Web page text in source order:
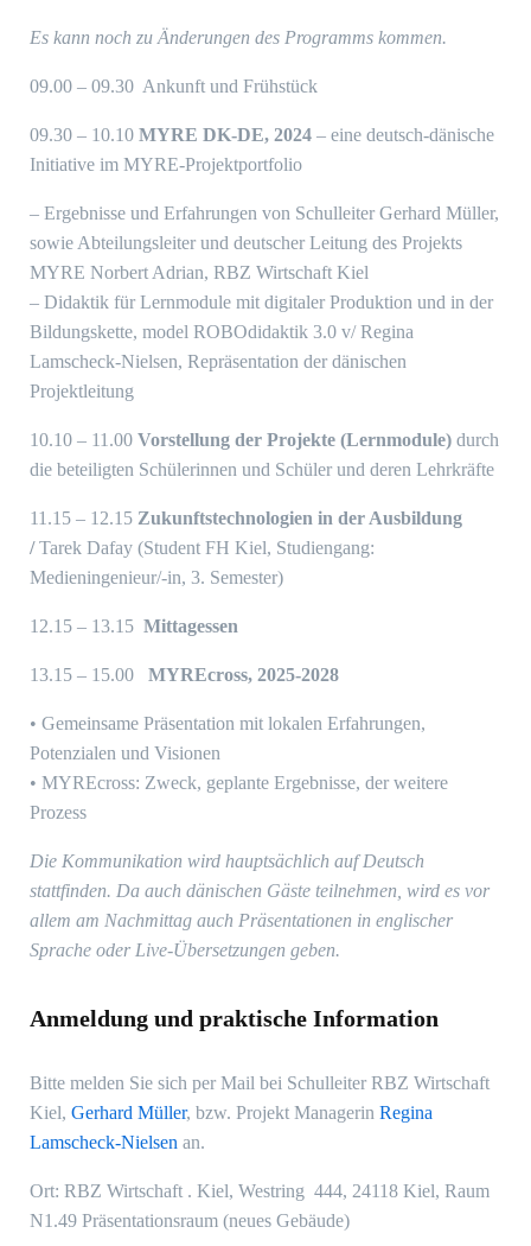
Es kann noch zu Änderungen des Programms kommen.
09.00 – 09.30 Ankunft und Frühstück
09.30 – 10.10 MYRE DK-DE, 2024 – eine deutsch-dänische
Initiative im MYRE-Projektportfolio
– Ergebnisse und Erfahrungen von Schulleiter Gerhard Müller,
sowie Abteilungsleiter und deutscher Leitung des Projekts
MYRE Norbert Adrian, RBZ Wirtschaft Kiel
– Didaktik für Lernmodule mit digitaler Produktion und in der
Bildungskette, model ROBOdidaktik 3.0 v/ Regina
Lamscheck-Nielsen, Repräsentation der dänischen
Projektleitung
10.10 – 11.00 Vorstellung der Projekte (Lernmodule) durch
die beteiligten Schülerinnen und Schüler und deren Lehrkräfte
11.15 – 12.15 Zukunftstechnologien in der Ausbildung
/Tarek Dafay (Student FH Kiel, Studiengang:
Medieningenieur/-in, 3. Semester)
12.15 – 13.15 Mittagessen
13.15 – 15.00 MYREcross, 2025-2028
• Gemeinsame Präsentation mit lokalen Erfahrungen,
Potenzialen und Visionen
• MYREcross: Zweck, geplante Ergebnisse, der weitere
Prozess
Die Kommunikation wird hauptsächlich auf Deutsch
stattfinden. Da auch dänischen Gäste teilnehmen, wird es vor
allem am Nachmittag auch Präsentationen in englischer
Sprache oder Live-Übersetzungen geben.
Anmeldung und praktische Information
Bitte melden Sie sich per Mail bei Schulleiter RBZ Wirtschaft
Kiel, Gerhard Müller, bzw. Projekt Managerin Regina
Lamscheck-Nielsen an.
Ort: RBZ Wirtschaft . Kiel, Westring 444, 24118 Kiel, Raum
N1.49 Präsentationsraum (neues Gebäude)